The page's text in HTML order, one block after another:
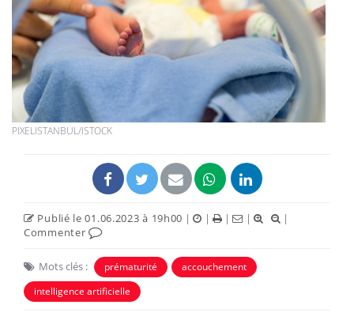
PIXELISTANBUL/ISTOCK
Publié le 01.06.2023 à 19h00 | | | |
|
Commenter
Mots clés : prématurité
accouchement
intelligence artificielle